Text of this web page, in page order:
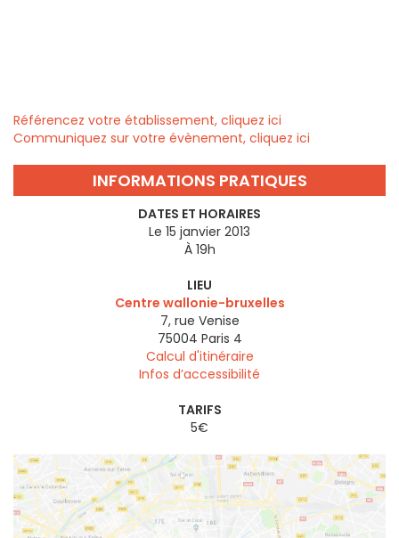
Référencez votre établissement, cliquez ici
Communiquez sur votre évènement, cliquez ici
INFORMATIONS PRATIQUES
DATES ET HORAIRES
Le 15 janvier 2013
À 19h
LIEU
Centre wallonie-bruxelles
7, rue Venise
75004 Paris 4
Calcul d'itinéraire
Infos d’accessibilité
TARIFS
5€